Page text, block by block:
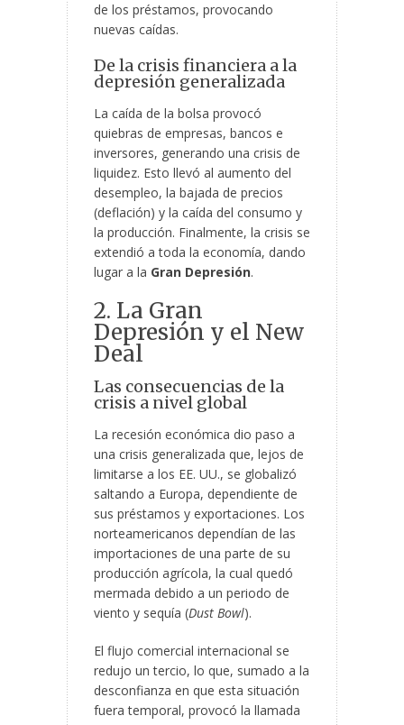
de los préstamos, provocando
nuevas caídas.
De la crisis financiera a la
depresión generalizada
La caída de la bolsa provocó
quiebras de empresas, bancos e
inversores, generando una crisis de
liquidez. Esto llevó al aumento del
desempleo, la bajada de precios
(deflación) y la caída del consumo y
la producción. Finalmente, la crisis se
extendió a toda la economía, dando
lugar a la Gran Depresión.
2. La Gran
Depresión y el New
Deal
Las consecuencias de la
crisis a nivel global
La recesión económica dio paso a
una crisis generalizada que, lejos de
limitarse a los EE. UU., se globalizó
saltando a Europa, dependiente de
sus préstamos y exportaciones. Los
norteamericanos dependían de las
importaciones de una parte de su
producción agrícola, la cual quedó
mermada debido a un periodo de
viento y sequía (Dust Bowl).
El flujo comercial internacional se
redujo un tercio, lo que, sumado a la
desconfianza en que esta situación
fuera temporal, provocó la llamada